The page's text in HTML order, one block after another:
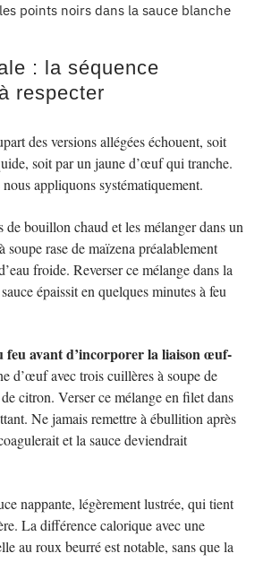
points noirs dans la sauce blanche
: la séquence
respecter
des versions allégées échouent, soit
soit par un jaune d’œuf qui tranche.
appliquons systématiquement.
de bouillon chaud et les mélanger dans un
soupe rase de maïzena préalablement
froide. Reverser ce mélange dans la
épaissit en quelques minutes à feu
feu avant d’incorporer la liaison œuf-
d’œuf avec trois cuillères à soupe de
citron. Verser ce mélange en filet dans
Ne jamais remettre à ébullition après
et la sauce deviendrait
nappante, légèrement lustrée, qui tient
La différence calorique avec une
au roux beurré est notable, sans que la